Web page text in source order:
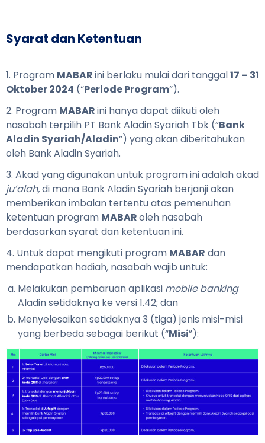
Syarat dan Ketentuan
1. Program MABARini berlaku mulai dari tanggal17 – 31
Oktober 2024 (“Periode Program”).
2. Program MABARini hanya dapat diikuti oleh
nasabah terpilih PT Bank Aladin Syariah Tbk (“Bank
Aladin Syariah/Aladin”) yang akan diberitahukan
oleh Bank Aladin Syariah.
3. Akad yang digunakan untuk program ini adalah akad
ju’alah,di mana Bank Aladin Syariah berjanji akan
memberikan imbalan tertentu atas pemenuhan
ketentuan program MABARoleh nasabah
berdasarkan syarat dan ketentuan ini.
4. Untuk dapat mengikuti program MABAR dan
mendapatkan hadiah, nasabah wajib untuk:
Melakukan pembaruan aplikasi mobile banking
Aladin setidaknya ke versi 1.42; dan
Menyelesaikan setidaknya 3 (tiga) jenis misi-misi
yang berbeda sebagai berikut (“Misi”):